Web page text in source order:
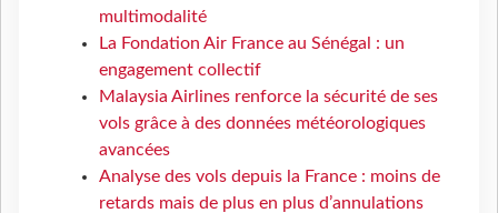
multimodalité
La Fondation Air France au Sénégal : un
engagement collectif
Malaysia Airlines renforce la sécurité de ses
vols grâce à des données météorologiques
avancées
Analyse des vols depuis la France : moins de
retards mais de plus en plus d’annulations